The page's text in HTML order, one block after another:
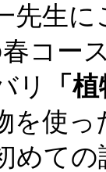
先生
コー
リ
「
を使
めて